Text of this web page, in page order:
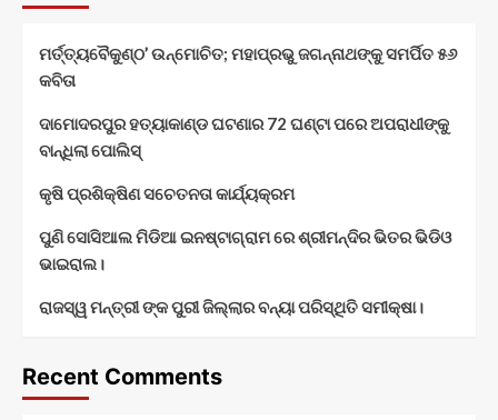
ମର୍ତ୍ତ୍ୟବୈକୁଣ୍ଠ’ ଉନ୍ମୋଚିତ; ମହାପ୍ରଭୁ ଜଗନ୍ନାଥଙ୍କୁ ସମର୍ପିତ ୫୬
କବିତା
ଦାମୋଦରପୁର ହତ୍ୟାକାଣ୍ଡ ଘଟଣାର 72 ଘଣ୍ଟା ପରେ ଅପରାଧୀଙ୍କୁ
ବାନ୍ଧିଲା ପୋଲିସ୍
କୃଷି ପ୍ରଶିକ୍ଷିଣ ସଚେତନତା କାର୍ଯ୍ୟକ୍ରମ
ପୁଣି ସୋସିଆଲ ମିଡିଆ ଇନଷ୍ଟାଗ୍ରାମ ରେ ଶ୍ରୀମନ୍ଦିର ଭିତର ଭିଡିଓ
ଭାଇରାଲ।
ରାଜସ୍ୱ ମନ୍ତ୍ରୀ ଙ୍କ ପୁରୀ ଜିଲ୍ଲାର ବନ୍ୟା ପରିସ୍ଥିତି ସମୀକ୍ଷା।
Recent Comments